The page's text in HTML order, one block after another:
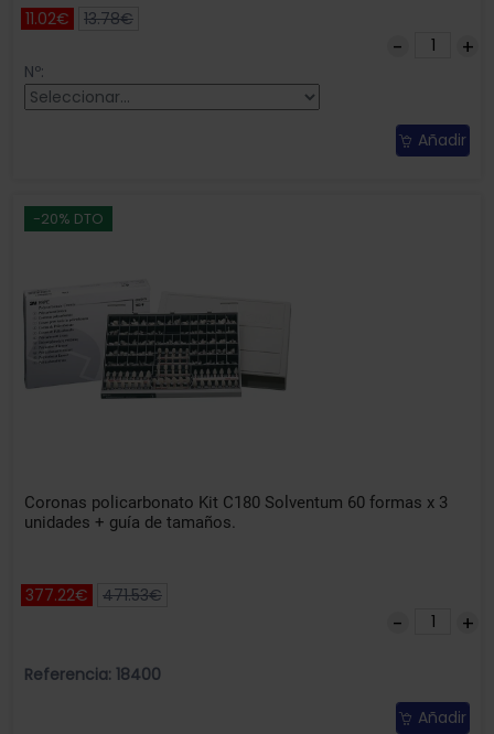
11.02€ 13.78€
Nº:
Añadir
-20% DTO
Coronas policarbonato Kit C180 Solventum 60 formas x 3
unidades + guía de tamaños.
377.22€ 471.53€
Referencia: 18400
Añadir